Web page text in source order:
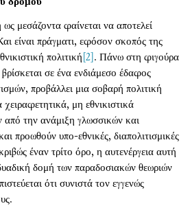
μεσάζοντα φαίνεται να αποτελεί
είναι πράγματι, εφόσον σκοπός της
πολιτική[2]. Πάνω στη φιγούρα
σε ένα ενδιάμεσο έδαφος
προβάλλει μια σοβαρή πολιτική
χειραφετητικά, μη εθνικιστικά
την ανάμιξη γλωσσικών και
προωθούν υπο-εθνικές, διαπολιτισμικές
έναν τρίτο όρο, η αυτενέργεια αυτή
δομή των παραδοσιακών θεωριών
ότι συνιστά τον εγγενώς